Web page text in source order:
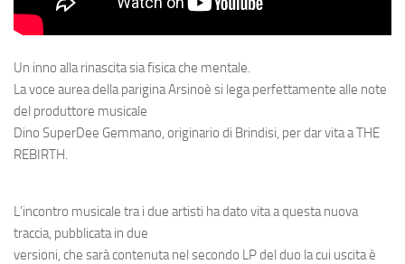
Un inno alla rinascita sia fisica che mentale.
La voce aurea della parigina Arsinoè si lega perfettamente alle note
del produttore musicale
Dino SuperDee Gemmano, originario di Brindisi, per dar vita a THE
REBIRTH.
L’incontro musicale tra i due artisti ha dato vita a questa nuova
traccia, pubblicata in due
versioni, che sarà contenuta nel secondo LP del duo la cui uscita è